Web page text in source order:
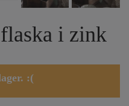
i zink
:(